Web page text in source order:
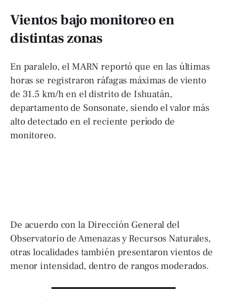
Vientos bajo monitoreo en
distintas zonas
En paralelo, el MARN reportó que en las últimas
horas se registraron ráfagas máximas de viento
de 31.5 km/h en el distrito de Ishuatán,
departamento de Sonsonate, siendo el valor más
alto detectado en el reciente período de
monitoreo.
De acuerdo con la Dirección General del
Observatorio de Amenazas y Recursos Naturales,
otras localidades también presentaron vientos de
menor intensidad, dentro de rangos moderados.